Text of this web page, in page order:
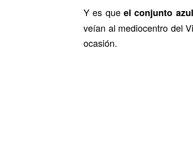
Y es que el conjunto
veían al mediocentro del
ocasión.